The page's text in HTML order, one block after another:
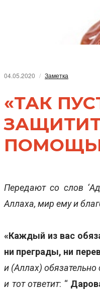
04.05.2020 Заметка
«ТАК
Передают со слов
Аллаха, мир ему и
«Каждый из вас
ни преграды, ни
и (Аллах) обязательно
и тот ответит: “